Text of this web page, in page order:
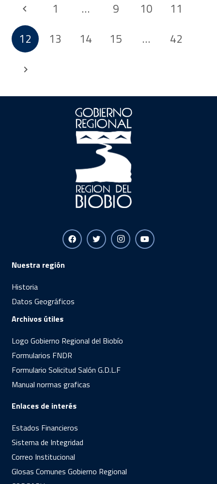
1 … 9 10
11
12
13 14 15 … 42
Nuestra región
Historia
Datos Geográficos
Archivos útiles
Logo Gobierno Regional del Biobío
Formularios FNDR
Formulario Solicitud Salón G.D.L.F
Manual normas graficas
Enlaces de interés
Estados Financieros
Sistema de Integridad
Correo Institucional
Glosas Comunes Gobierno Regional